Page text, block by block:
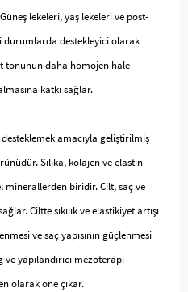
lekeleri, yaş lekeleri ve post-
destekleyici olarak
tonunun daha homojen hale
katkı sağlar.
amacıyla geliştirilmiş
Silika, kolajen ve elastin
minerallerden biridir. Cilt, saç ve
Ciltte sıkılık ve elastikiyet artışı
ve saç yapısının güçlenmesi
yapılandırıcı mezoterapi
olarak öne çıkar.